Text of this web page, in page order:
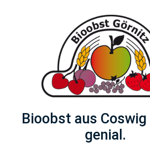
Bioobst aus Coswig
genial.